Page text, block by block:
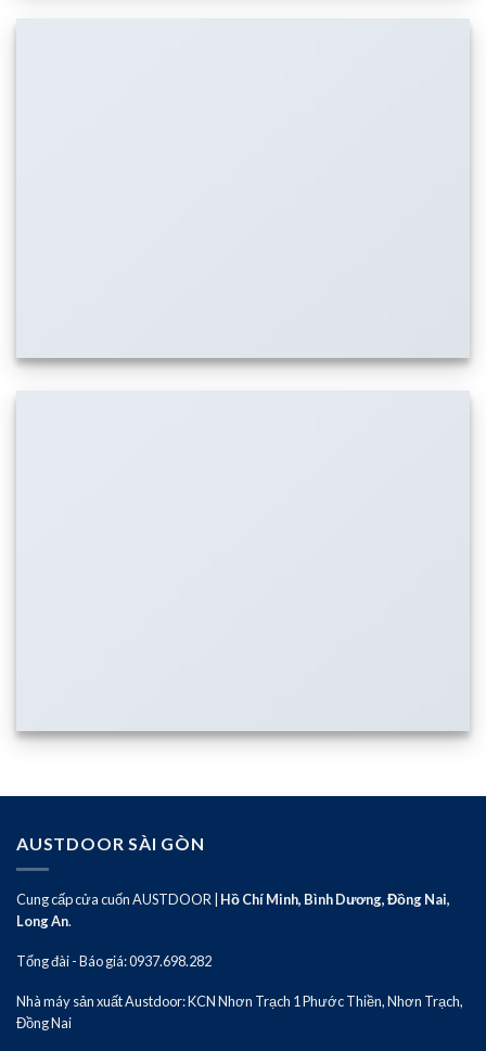
AUSTDOOR SÀI GÒN
Cung cấp cửa cuốn AUSTDOOR | Hồ Chí Minh, Bình Dương, Đồng Nai,
Long An.
Tổng đài - Báo giá: 0937.698.282
Nhà máy sản xuất Austdoor: KCN Nhơn Trạch 1 Phước Thiền, Nhơn Trạch,
Đồng Nai